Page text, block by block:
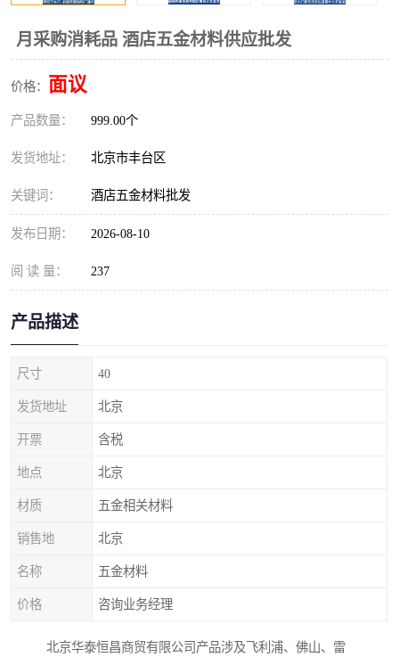
月采购消耗品 酒店五金材料供应批发
价格： 面议
产品数量： 999.00个
发货地址： 北京市丰台区
关键词： 酒店五金材料批发
发布日期： 2026-08-10
阅 读 量： 237
产品描述
尺寸 40
发货地址 北京
开票 含税
地点 北京
材质 五金相关材料
销售地 北京
名称 五金材料
价格 咨询业务经理
北京华泰恒昌商贸有限公司产品涉及飞利浦、佛山、雷